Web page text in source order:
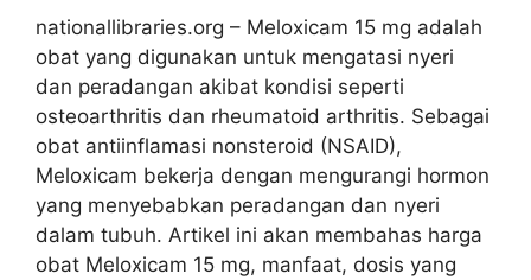
nationallibraries.org – Meloxicam 15 mg adalah
obat yang digunakan untuk mengatasi nyeri
dan peradangan akibat kondisi seperti
osteoarthritis dan rheumatoid arthritis. Sebagai
obat antiinflamasi nonsteroid (NSAID),
Meloxicam bekerja dengan mengurangi hormon
yang menyebabkan peradangan dan nyeri
dalam tubuh. Artikel ini akan membahas harga
obat Meloxicam 15 mg, manfaat, dosis yang